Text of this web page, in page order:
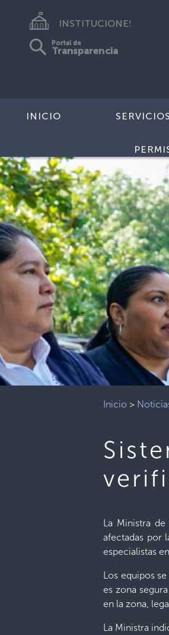
INSTITUCIONES
Portal de
Transparencia
INICIO SERVICIOS
Inicio >
La Ministra
afectadas por
especialistas
Los equipos
es zona
en la zona,
La Ministra